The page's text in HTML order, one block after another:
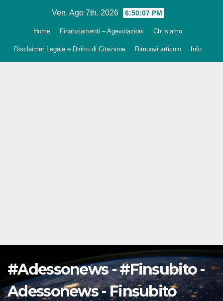
Ven. Ago 7th, 2026 6:50:09 PM
Home Finanziamenti – Agevolazioni Chi siamo
Disclaimer Legale e Diritto di Citazione Rimuovi articolo Info
#Adessonews - #Finsubito -
Adessonews - Finsubito